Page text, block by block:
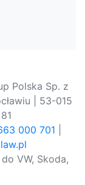
Polska Sp. z
| 53-015
000 701
VW, Skoda,